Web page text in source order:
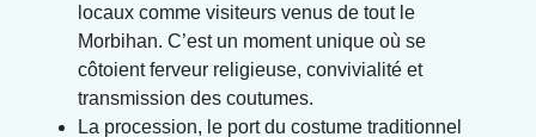
locaux comme visiteurs venus de tout le
Morbihan. C’est un moment unique où se
côtoient ferveur religieuse, convivialité et
transmission des coutumes.
La procession, le port du costume traditionnel